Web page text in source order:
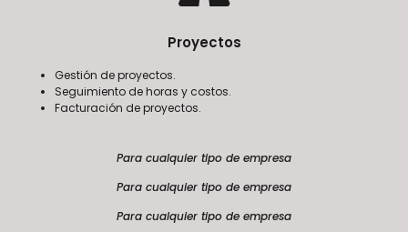
Proyectos
Gestión de proyectos.
Seguimiento de horas y costos.
Facturación de proyectos.
Para cualquier tipo de empresa
Para cualquier tipo de empresa
Para cualquier tipo de empresa